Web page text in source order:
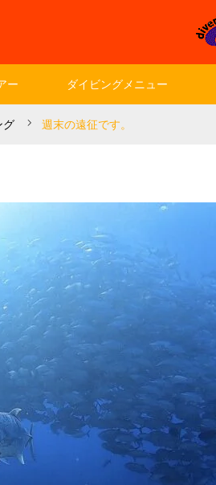
ー ダイビングメニュー
グ 週末の遠征です。